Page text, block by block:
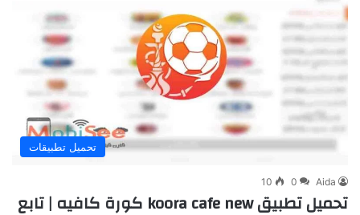
تحميل تطبيقات
Aida
0
10
تحميل تطبيق koora cafe new كورة كافيه‏ | تابع